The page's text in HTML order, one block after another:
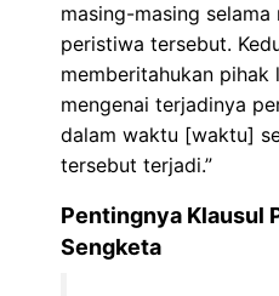
masing-masing
peristiwa tersebut.
memberitahukan
mengenai terjadinya
dalam waktu [waktu]
tersebut terjadi.”
Pentingnya Klausul
Sengketa